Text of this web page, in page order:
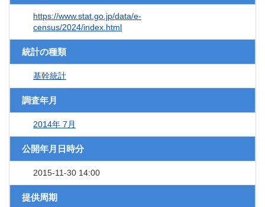
https://www.stat.go.jp/data/e-
census/2024/index.html
統計の種類
基幹統計
調査年月
2014年 7月
公開年月日時分
2015-11-30 14:00
提供周期